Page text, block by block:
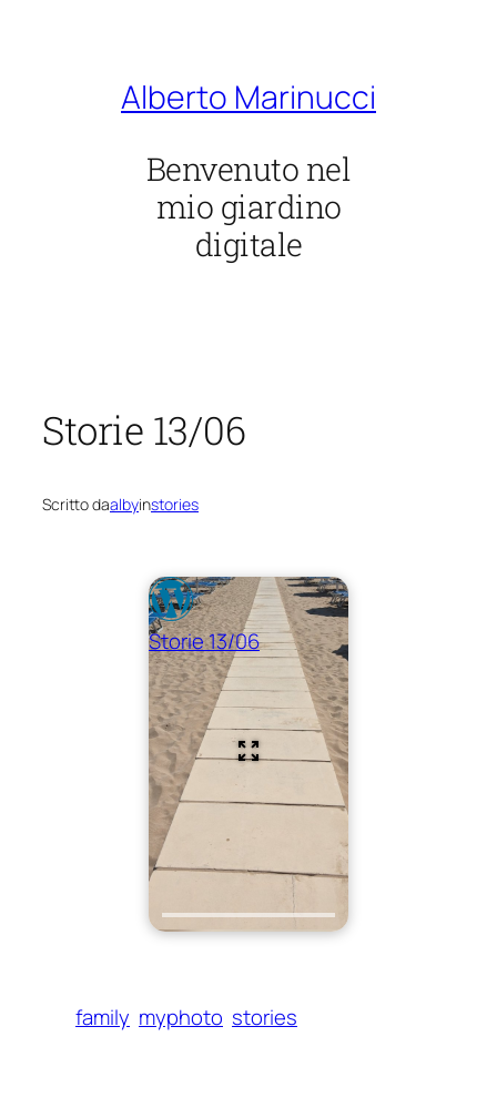
Alberto Marinucci
Benvenuto nel
mio giardino
digitale
Storie 13/06
Scritto daalbyinstories
Storie 13/06
family myphoto stories